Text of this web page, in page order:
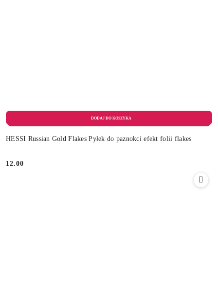
HESSI Russian Gold Flakes Pyłek do paznokci efekt folii flakes
Cena:
12.00